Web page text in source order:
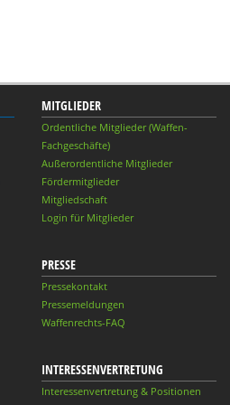
MITGLIEDER
Ordentliche Mitglieder (Waffen-
Fachgeschäfte)
Außerordentliche Mitglieder
Fördermitglieder
Mitgliedschaft
Login für Mitglieder
PRESSE
Pressekontakt
Pressemeldungen
Waffenrechts-FAQ
INTERESSENVERTRETUNG
Interessenvertretung & Positionen